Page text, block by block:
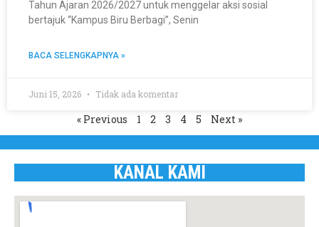
Tahun Ajaran 2026/2027 untuk menggelar aksi sosial
bertajuk “Kampus Biru Berbagi”, Senin
BACA SELENGKAPNYA »
Juni 15, 2026 Tidak ada komentar
« Previous 1 2 3 4 5 Next »
KANAL KAMI